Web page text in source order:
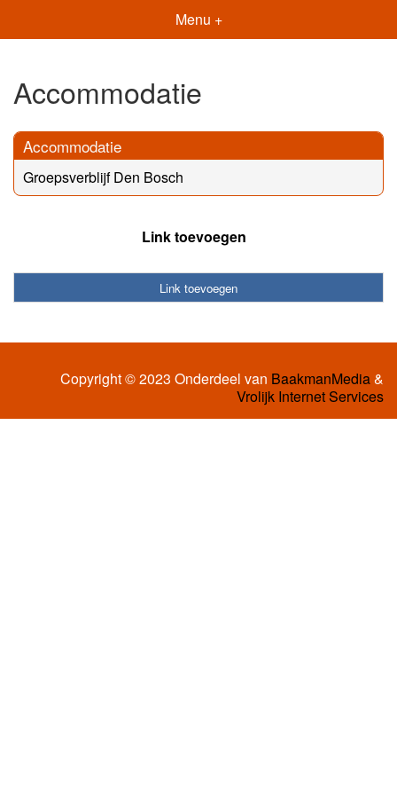
Menu +
Accommodatie
Accommodatie
Groepsverblijf Den Bosch
Link toevoegen
Link toevoegen
Copyright © 2023 Onderdeel van BaakmanMedia&
Vrolijk Internet Services